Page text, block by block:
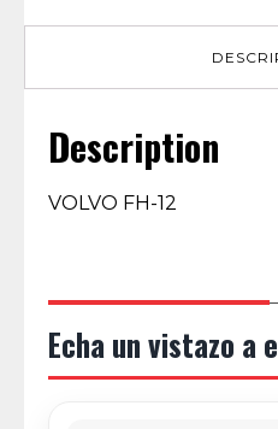
Description
VOLVO FH-12
Echa un vistazo a